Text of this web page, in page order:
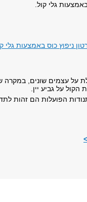
גלי קול.
ניפוץ כוס באמצעות גלי
על עצמים שונים, במקרה
על גביע יין.
הפועלות הם זהות